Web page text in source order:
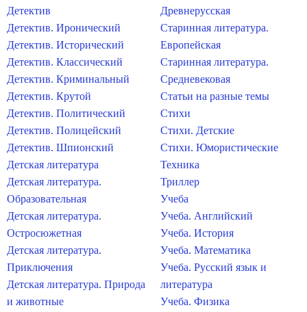
Детектив
Детектив. Иронический
Детектив. Исторический
Детектив. Классический
Детектив. Криминальный
Детектив. Крутой
Детектив. Политический
Детектив. Полицейский
Детектив. Шпионский
Детская литература
Детская литература.
Образовательная
Детская литература.
Остросюжетная
Детская литература.
Приключения
Детская литература. Природа
и животные
Древнерусская
Старинная литература.
Европейская
Старинная литература.
Средневековая
Статьи на разные темы
Стихи
Стихи. Детские
Стихи. Юмористические
Техника
Триллер
Учеба
Учеба. Английский
Учеба. История
Учеба. Математика
Учеба. Русский язык и
литература
Учеба. Физика